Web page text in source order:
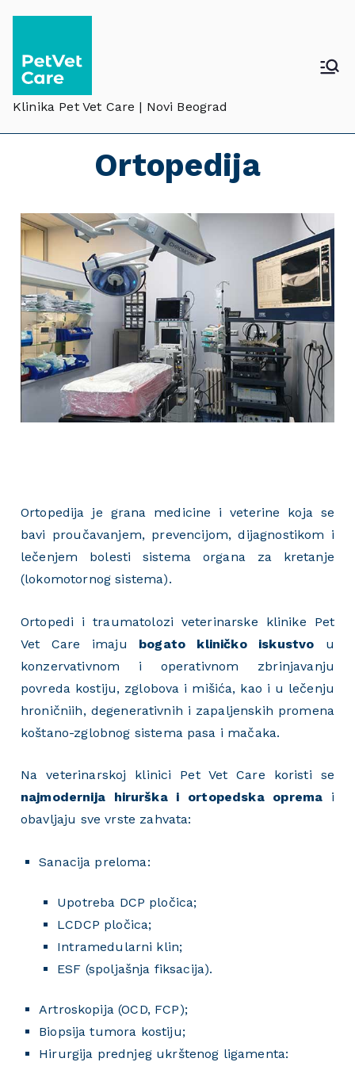
Klinika Pet Vet Care | Novi Beograd
Ortopedija
Ortopedija je grana medicine i veterine koja se
bavi proučavanjem, prevencijom, dijagnostikom i
lečenjem
bolesti sistema organa za kretanje
(lokomotornog sistema).
Ortopedi i traumatolozi veterinarske klinike Pet
Vet Care imaju bogato kliničko iskustvo u
konzervativnom i operativnom zbrinjavanju
povreda kostiju, zglobova i mišića, kao i u lečenju
hroničniih, degenerativnih i zapaljenskih promena
koštano-zglobnog sistema pasa i mačaka.
Na veterinarskoj klinici Pet Vet Care koristi se
najmodernija hirurška i ortopedska oprema i
obavljaju sve vrste zahvata:
Sanacija preloma:
Upotreba DCP pločica;
LCDCP pločica;
Intramedularni klin;
ESF (spoljašnja fiksacija).
Artroskopija (OCD, FCP);
Biopsija tumora kostiju;
Hirurgija prednjeg ukrštenog ligamenta: